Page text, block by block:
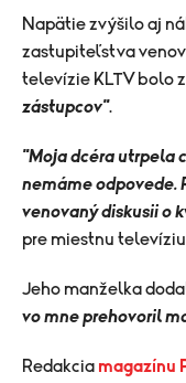
Napätie zvýšilo aj
zastupiteľstva
televízie KLTV bolo
zástupcov".
"Moja dcéra utrpela
nemáme odpovede.
venovaný diskusii o
pre miestnu
Jeho manželka
vo mne prehovoril
Redakcia magazínu